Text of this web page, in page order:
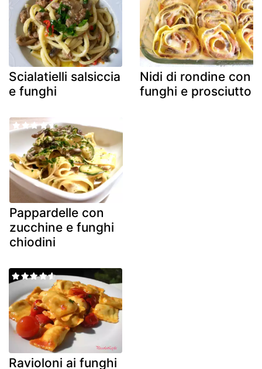
Scialatielli salsiccia
e funghi
Nidi di rondine con
funghi e prosciutto
Pappardelle con
zucchine e funghi
chiodini
Ravioloni ai funghi